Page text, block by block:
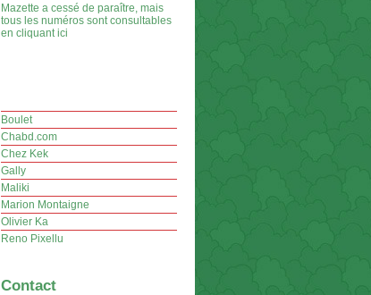
Mazette a cessé de paraître, mais
tous les numéros sont consultables
en cliquant ici
Boulet
Chabd.com
Chez Kek
Gally
Maliki
Marion Montaigne
Olivier Ka
Reno Pixellu
Contact